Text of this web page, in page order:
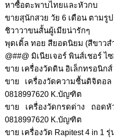
หาซื้อตะพาบไทยและหัวกบ
ขายสุนักสวย วัย 6 เดือน ตามรูป
ชิวาวาขนสั้นผู้เมียน่ารักๆ
พุดเดิ้ล ทอย สียอดนิยม (สีขาว
@##@ มิเนียเจอร์ พินส์เชอร์ ไ
ขาย เครื่องวัดดิน อิเล็กทรอนิกส์
ขาย เครื่องวัดความชื้นดิจิตอ
0818997620 K.บัญฑิต
ขาย เครื่องวัดกรดด่าง ถอด
0818997620 K.บัญฑิต
ขาย เครื่องวัด Rapitest 4 in 1